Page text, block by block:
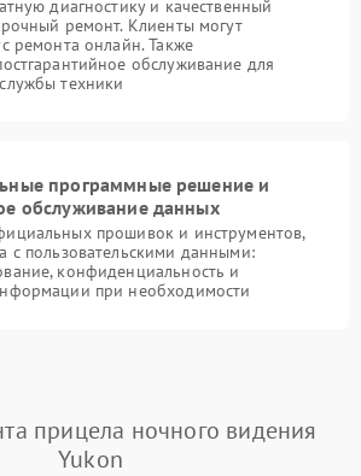
диагностику и качественный
ремонт. Клиенты могут
ремонта онлайн. Также
обслуживание для
техники
программные решение и
обслуживание данных
прошивок и инструментов,
с пользовательскими данными:
конфиденциальность и
при необходимости
прицела ночного видения
Yukon